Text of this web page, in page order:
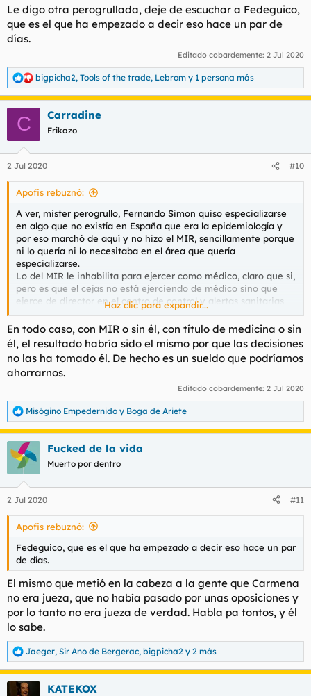
Le digo otra perogrullada, deje de escuchar a Fedeguico,
que es el que ha empezado a decir eso hace un par de
días.
Editado cobardemente: 2 Jul 2020
R
e
a
e
s
bigpicha2, Tools of the trade, Lebrom y 1 persona más
C Carradine
Frikazo
2 Jul 2020 #10
Apofis rebuznó:
A ver, mister perogrullo, Fernando Simon quiso especializarse
en algo que no existía en España que era la epidemiología y
por eso marchó de aquí y no hizo el MIR, sencillamente porque
ni lo quería ni lo necesitaba en el área que quería
especializarse.
Lo del MIR le inhabilita para ejercer como médico, claro que si,
pero es que el cejas no está ejerciendo de médico sino que
ejerce de director en el centro de control y alertas sanitarias
que es lo que es ahora.
Es que no sé a qué viene eso de decir que no tiene el MIR,
como si él hubiese dicho que lo tenía o para su cargo lo
pidiesen.
Le digo otra perogrullada, deje de escuchar a Fedeguico, que
es el que ha empezado a decir eso hace un par de días.
Haz clic para expandir...
En todo caso, con MIR o sin él, con título de medicina o sin
él, el resultado habría sido el mismo por que las decisiones
no las ha tomado él. De hecho es un sueldo que podríamos
ahorrarnos.
Editado cobardemente: 2 Jul 2020
R
e
a
c
c
e
s
Misógino Empedernido y Boga de Ariete
Fucked de la vida
Muerto por dentro
2 Jul 2020 #11
Apofis rebuznó:
Fedeguico, que es el que ha empezado a decir eso hace un par
de días.
El mismo que metió en la cabeza a la gente que Carmena
no era jueza, que no había pasado por unas oposiciones y
por lo tanto no era jueza de verdad. Habla pa tontos, y él
lo sabe.
R
e
a
Jaeger, Sir Ano de Bergerac, bigpicha2 y 2 más
KATEKOX